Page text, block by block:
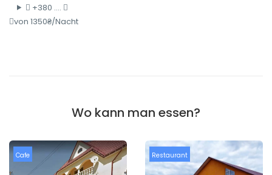
+380 ....
von 1350₴/Nacht
Wo kann man essen?
Cafe Restaurant